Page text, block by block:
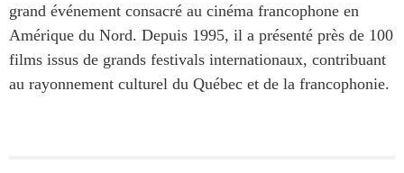
grand événement consacré au cinéma francophone en
Amérique du Nord. Depuis 1995, il a présenté près de 100
films issus de grands festivals internationaux, contribuant
au rayonnement culturel du Québec et de la francophonie.